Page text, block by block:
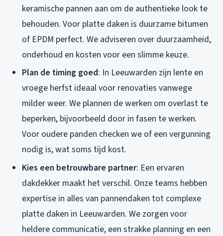
keramische pannen aan om de authentieke look te
behouden. Voor platte daken is duurzame bitumen
of EPDM perfect. We adviseren over duurzaamheid,
onderhoud en kosten voor een slimme keuze.
Plan de timing goed: In Leeuwarden zijn lente en
vroege herfst ideaal voor renovaties vanwege
milder weer. We plannen de werken om overlast te
beperken, bijvoorbeeld door in fasen te werken.
Voor oudere panden checken we of een vergunning
nodig is, wat soms tijd kost.
Kies een betrouwbare partner: Een ervaren
dakdekker maakt het verschil. Onze teams hebben
expertise in alles van pannendaken tot complexe
platte daken in Leeuwarden. We zorgen voor
heldere communicatie, een strakke planning en een